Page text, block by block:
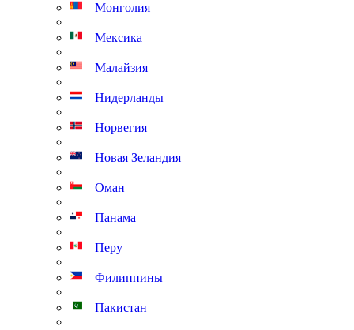
Монголия
Мексика
Малайзия
Нидерланды
Норвегия
Новая Зеландия
Оман
Панама
Перу
Филиппины
Пакистан